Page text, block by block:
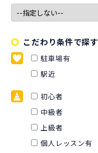
こだわり条件で探す
駐車場有
駅近
初心者
中級者
上級者
個人レッスン有